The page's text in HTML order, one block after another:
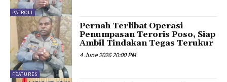
PATROLI
FEATURES
Pernah Terlibat Operasi
Penumpasan Teroris Poso, Siap
Ambil Tindakan Tegas Terukur
4 June 2026 20:00 PM